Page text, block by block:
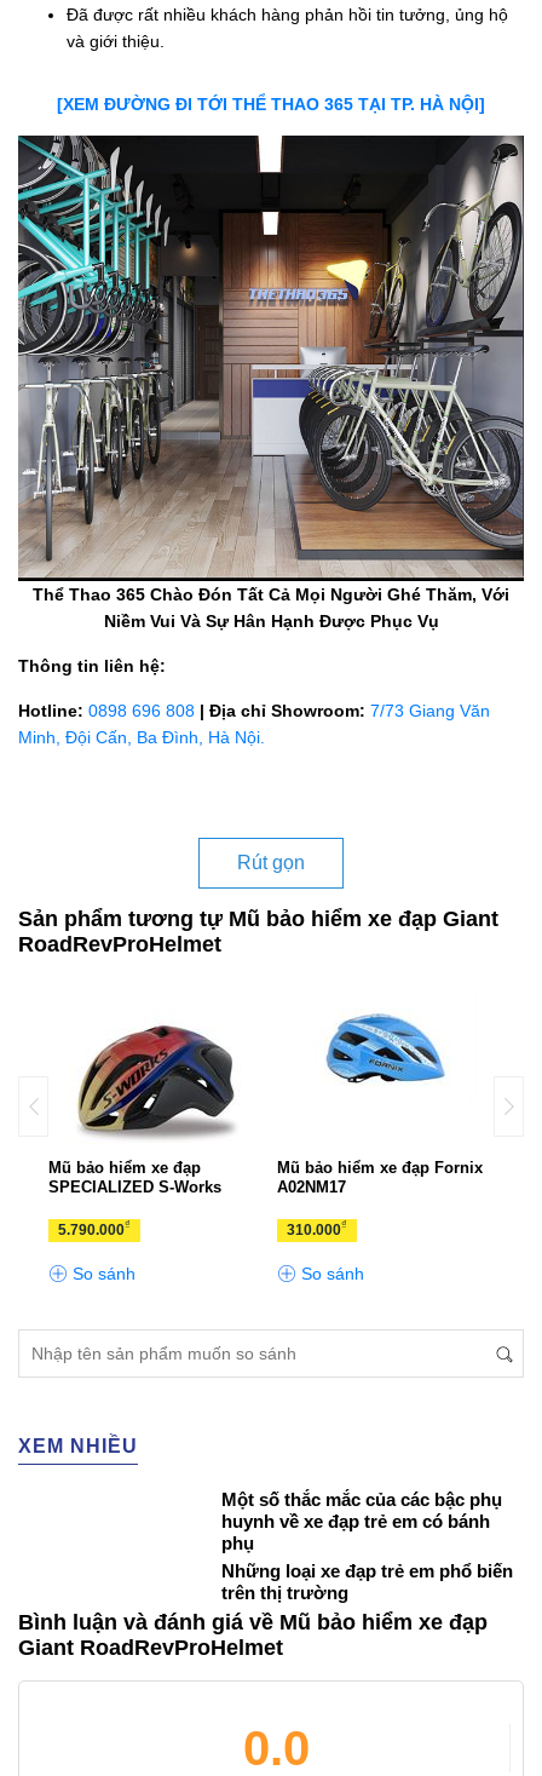
Đã được rất nhiều khách hàng phản hồi tin tưởng, ủng hộ
và giới thiệu.
[XEM ĐƯỜNG ĐI TỚI THỂ THAO 365 TẠI TP. HÀ NỘI]
Thể Thao 365 Chào Đón Tất Cả Mọi Người Ghé Thăm, Với
Niềm Vui Và Sự Hân Hạnh Được Phục Vụ
Thông tin liên hệ:
Hotline: 0898 696 808 | Địa chỉ Showroom: 7/73 Giang Văn
Minh, Đội Cấn, Ba Đình, Hà Nội.
Rút gọn
Sản phẩm tương tự Mũ bảo hiểm xe đạp Giant
RoadRevProHelmet
Mũ bảo hiểm xe đạp
SPECIALIZED S-Works
5.790.000₫
So sánh
Mũ bảo hiểm xe đạp Fornix
A02NM17
310.000₫
So sánh
XEM NHIỀU
Một số thắc mắc của các bậc phụ
huynh về xe đạp trẻ em có bánh
phụ
Những loại xe đạp trẻ em phổ biến
trên thị trường
Bình luận và đánh giá về Mũ bảo hiểm xe đạp
Giant RoadRevProHelmet
0.0